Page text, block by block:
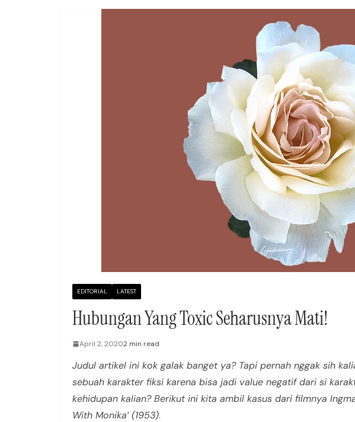
EDITORIAL LATEST
Hubungan Yang Toxic Seharusnya Mati!
April 2, 20202 min read
Judul artikel ini kok galak banget ya? Tapi pernah nggak sih
sebuah karakter fiksi karena bisa jadi value negatif dari si
kehidupan kalian? Berikut ini kita ambil kasus dari filmnya
With Monika’ (1953).